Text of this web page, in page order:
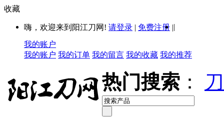
收藏
嗨，欢迎来到阳江刀网! 请登录 | 免费注册 ||
我的账户
我的账户 我的订单 我的留言 我的收藏 我的推荐
热门搜索 ：